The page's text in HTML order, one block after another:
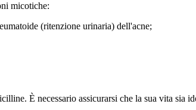
micotiche:
(ritenzione urinaria) dell'acne;
È necessario assicurarsi che la sua vita sia